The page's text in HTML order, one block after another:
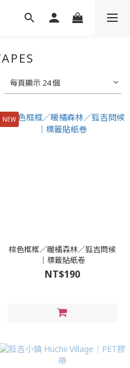
每頁顯示 24 個
NEW
棕色框框／暖橘森林／狐吉問候
｜標籤貼紙卷
NT$190